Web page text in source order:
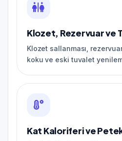
Klozet, Rezervuar ve
Klozet sallanması,
koku ve eski tuvalet
Kat Kaloriferi ve